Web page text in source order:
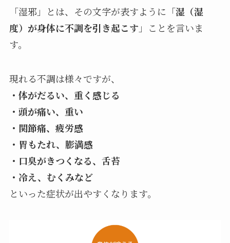
「湿邪」とは、その文字が表すように「湿（湿
度）が身体に不調を引き起こす 」ことを言いま
す。
現れる不調は様々ですが、
・体がだるい、重く感じる
・頭が痛い、重い
・関節痛、疲労感
・胃もたれ、膨満感
・口臭がきつくなる、舌苔
・冷え、むくみなど
といった症状が出やすくなります。